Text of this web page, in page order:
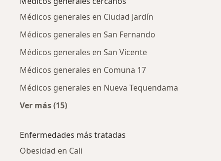
Médicos generales en Ciudad Jardín
Médicos generales en San Fernando
Médicos generales en San Vicente
Médicos generales en Comuna 17
Médicos generales en Nueva Tequendama
Ver más (15)
Enfermedades más tratadas
Obesidad en Cali